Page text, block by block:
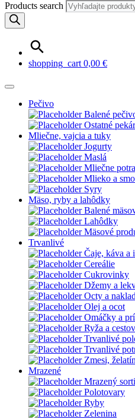
Products search
shopping_cart 0,00 €
Pečivo
Balené
Ostatné
Mliečne, vajcia a tuky
Jogurty
Maslá
Mliečne
Mlieko a
Syry
Mäso, ryby a lahôdky
Balené
Lahôdky
Mäsové
Trvanlivé
Čaje, káva a
Cereálie
Cukrovinky
Džemy a
Octy a
Olej a ocot
Omáčky a
Ryža a
Trvanlivé
Trvanlivé
Zmesi,
Mrazené
Mrazený
Polotovary
Ryby
Zelenina